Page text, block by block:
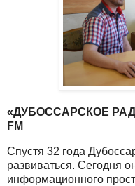
«ДУБОССАРСКОЕ
FM
Спустя 32 года
развиваться. Сегодня
информационного